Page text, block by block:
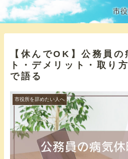
【休んでOK】公務員
ト・デメリット・取り
で語る
市役所を辞めたい人へ